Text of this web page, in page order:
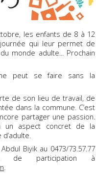
les enfants de 8 à 12
qui leur permet de
monde adulte... Prochain
peut se faire sans la
de son lieu de travail, de
dans la commune. C’est
partager une passion.
un aspect concret de la
Biyik au 0473/73.57.77
de participation à